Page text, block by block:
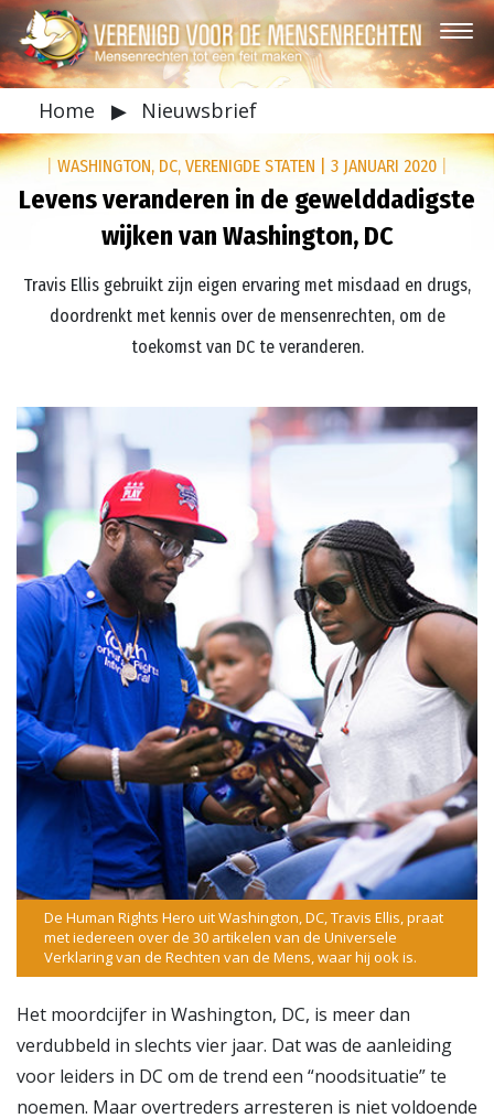
Home ▶ Nieuwsbrief
|WASHINGTON, DC, VERENIGDE STATEN 3 JANUARI 2020
Levens veranderen in de gewelddadigste
wijken van Washington, DC
Travis Ellis gebruikt zijn eigen ervaring met misdaad en drugs,
doordrenkt met kennis over de mensenrechten, om de
toekomst van DC te veranderen.
De Human Rights Hero uit Washington, DC, Travis Ellis, praat
met iedereen over de 30 artikelen van de Universele
Verklaring van de Rechten van de Mens, waar hij ook is.
Het moordcijfer in Washington, DC, is meer dan
verdubbeld in slechts vier jaar. Dat was de aanleiding
voor leiders in DC om de trend een “noodsituatie” te
noemen. Maar overtreders arresteren is niet voldoende